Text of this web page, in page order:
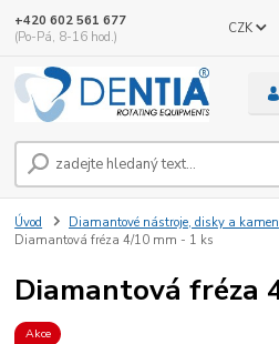
CZK
+420 602 561 677
(Po-Pá, 8-16 hod.)
Úvod Diamantové nástroje, disky a
Diamantová fréza 4/10 mm - 1 ks
Diamantová fréza
Akce